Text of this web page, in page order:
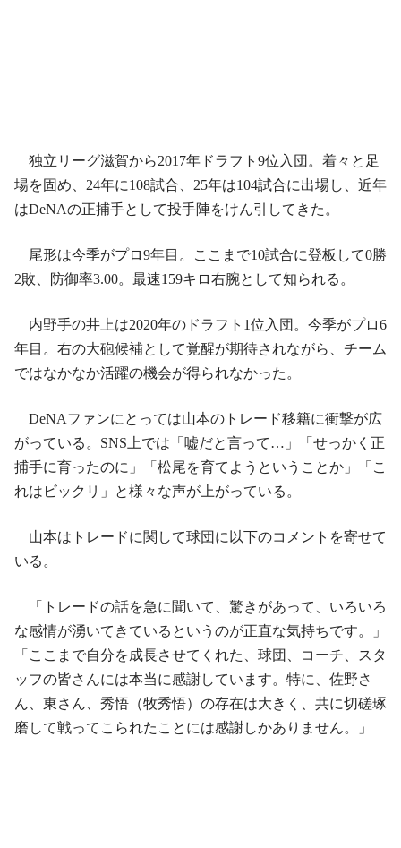
独立リーグ滋賀から2017年ドラフト9位入団。着々と足
場を固め、24年に108試合、25年は104試合に出場し、近年
はDeNAの正捕手として投手陣をけん引してきた。
尾形は今季がプロ9年目。ここまで10試合に登板して0勝
2敗、防御率3.00。最速159キロ右腕として知られる。
内野手の井上は2020年のドラフト1位入団。今季がプロ6
年目。右の大砲候補として覚醒が期待されながら、チーム
ではなかなか活躍の機会が得られなかった。
DeNAファンにとっては山本のトレード移籍に衝撃が広
がっている。SNS上では「嘘だと言って…」「せっかく正
捕手に育ったのに」「松尾を育てようということか」「こ
れはビックリ」と様々な声が上がっている。
山本はトレードに関して球団に以下のコメントを寄せて
いる。
「トレードの話を急に聞いて、驚きがあって、いろいろ
な感情が湧いてきているというのが正直な気持ちです。」
「ここまで自分を成長させてくれた、球団、コーチ、スタ
ッフの皆さんには本当に感謝しています。特に、佐野さ
ん、東さん、秀悟（牧秀悟）の存在は大きく、共に切磋琢
磨して戦ってこられたことには感謝しかありません。」